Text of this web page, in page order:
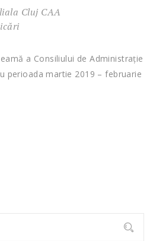
Cluj CAA
a Consiliului de Administrație
perioada martie 2019 – februarie